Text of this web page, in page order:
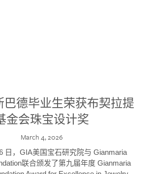
巴德毕业生荣获布契拉提
金会珠宝设计奖
March 4, 2026
日，GIA美国宝石研究院与 Gianmaria
联合颁发了第九届年度 Gianmaria